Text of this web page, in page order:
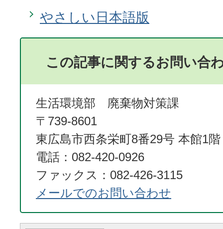
やさしい日本語版
この記事に関するお問い合
生活環境部 廃棄物対策課
〒739-8601
東広島市西条栄町8番29号 本館1階
電話：082-420-0926
ファックス：082-426-3115
メールでのお問い合わせ